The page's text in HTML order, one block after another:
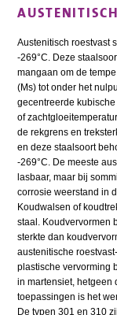
Austenitisch roestvast
-269°C. Deze
mangaan om de
(Ms) tot onder het
gecentreerde
of
de rekgrens en
en deze staalsoort
-269°C. De meeste
lasbaar, maar bij
corrosie weerstand in
Koudwalsen of
staal. Koudvervormen
sterkte dan
austenitische
plastische vervorming
in martensiet, hetgeen
toepassingen is het
De typen 301 en 310